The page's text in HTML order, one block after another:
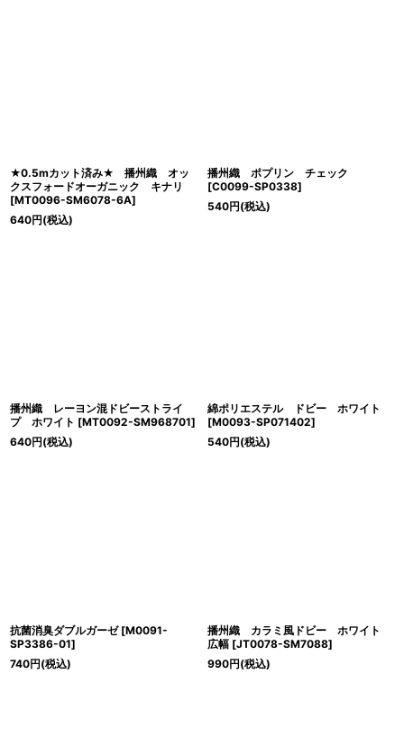
★0.5mカット済み★ 播州織 オッ
クスフォードオーガニック キナリ
[MT0096-SM6078-6A]
640円(税込)
播州織 ポプリン チェック
[C0099-SP0338]
540円(税込)
播州織 レーヨン混ドビーストライ
プ ホワイト [MT0092-SM968701]
640円(税込)
綿ポリエステル ドビー ホワイト
[M0093-SP071402]
540円(税込)
抗菌消臭ダブルガーゼ [M0091-
SP3386-01]
740円(税込)
播州織 カラミ風ドビー ホワイト
広幅 [JT0078-SM7088]
990円(税込)